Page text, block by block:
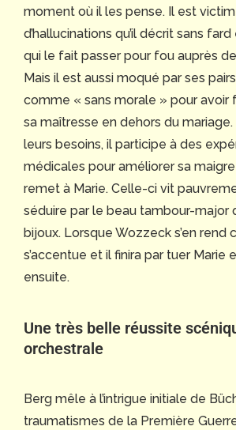
moment où il les pense. Il est
d’hallucinations qu’il décrit sans
qui le fait passer pour fou auprès
Mais il est aussi moqué par ses
comme « sans morale » pour avoir
sa maîtresse en dehors du
leurs besoins, il participe à des
médicales pour améliorer sa maigre
remet à Marie. Celle-ci vit
séduire par le beau tambour-major
bijoux. Lorsque Wozzeck s’en rend
s’accentue et il finira par tuer Marie
ensuite.
Une très belle réussite
orchestrale
Berg mêle à l’intrigue initiale de
traumatismes de la Première